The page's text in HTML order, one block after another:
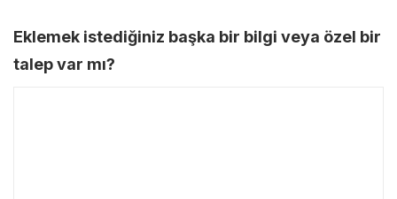
Eklemek istediğiniz başka bir bilgi veya özel bir
talep var mı?